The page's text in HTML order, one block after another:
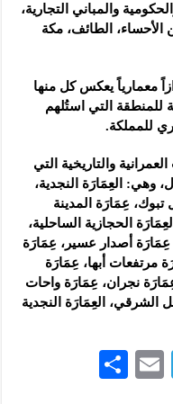
والمباني التجارية،
الطائف، مكة
العِمَارَة السعودية 19 طرازاً معمارياً يعكس كل منها
للمنطقة التي استُلهم
للمملكة.
والتاريخية التي
وهي: العِمَارَة النجدية،
تبوك، عِمَارَة المدينة
الحجازية الساحلية،
أصدار عسير، عِمَارَة
مرتفعات أبها، عِمَارَة
نجران، عِمَارَة واحات
الشرقي، العِمَارَة النجدية
Te
E